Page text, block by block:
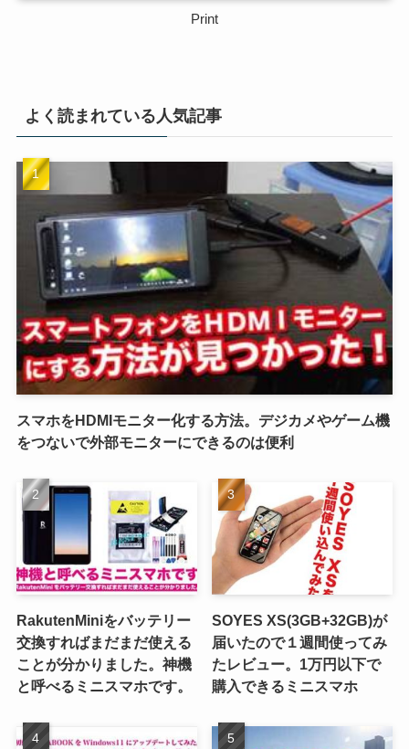
Print
よく読まれている人気記事
スマホをHDMIモニター化する方法。デジカメやゲーム機
をつないで外部モニターにできるのは便利
RakutenMiniをバッテリー
交換すればまだまだ使える
ことが分かりました。神機
と呼べるミニスマホです。
SOYES XS(3GB+32GB)が
届いたので１週間使ってみ
たレビュー。1万円以下で
購入できるミニスマホ